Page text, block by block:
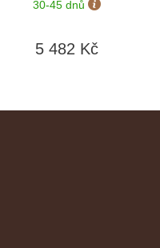
výměny do 90 dní
30-45 dnů
5 482 Kč